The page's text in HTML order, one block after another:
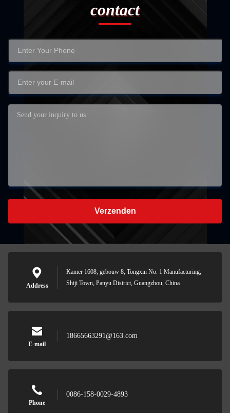
contact
Verzenden
Address
Kamer 1608, gebouw 8, Tongxin No. 1 Manufacturing,
Shiji Town, Panyu District, Guangzhou, China
E-mail
18665663291@163.com
Phone
0086-158-0029-4893